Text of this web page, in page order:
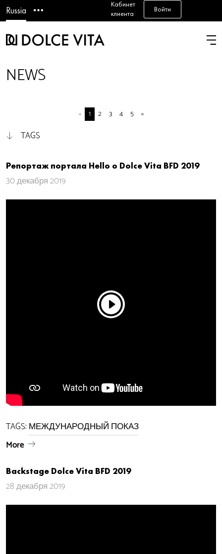
Russia
Кабинет
клиента
Войти
NEWS
Репортаж портала Hello о Dolce Vita BFD 2019
30 декабря 2019
TAGS: МЕЖДУНАРОДНЫЙ ПОКАЗ
More
Backstage Dolce Vita BFD 2019
28 декабря 2019
TAGS
« 1 2 3 4 5 »